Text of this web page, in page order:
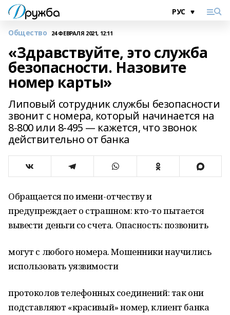
Общество 24 ФЕВРАЛЯ 2021, 12:11
«Здравствуйте, это служба
безопасности. Назовите
номер карты»
Липовый сотрудник службы безопасности
звонит с номера, который начинается на
8-800 или 8-495 — кажется, что звонок
действительно от банка
Обращается по имени-отчеству и
предупреждает о страшном: кто-то пытается
вывести деньги со счета. Опасность: позвонить
могут с любого номера. Мошенники научились
использовать уязвимости
протоколов телефонных соединений: так они
подставляют «красивый» номер, клиент банка